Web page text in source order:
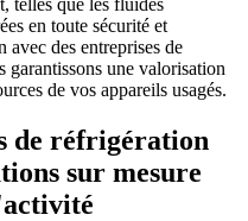
en toute sécurité et
avec des entreprises de
garantissons une valorisation
de vos appareils usagés.
de réfrigération
sur mesure